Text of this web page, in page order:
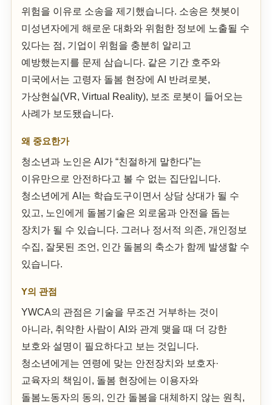
위험을 이유로 소송을 제기했습니다. 소송은 챗봇이
미성년자에게 해로운 대화와 위험한 정보에 노출될 수
있다는 점, 기업이 위험을 충분히 알리고
예방했는지를 문제 삼습니다. 같은 기간 호주와
미국에서는 고령자 돌봄 현장에 AI 반려로봇,
가상현실(VR, Virtual Reality), 보조 로봇이 들어오는
사례가 보도됐습니다.
왜 중요한가
청소년과 노인은 AI가 “친절하게 말한다”는
이유만으로 안전하다고 볼 수 없는 집단입니다.
청소년에게 AI는 학습도구이면서 상담 상대가 될 수
있고, 노인에게 돌봄기술은 외로움과 안전을 돕는
장치가 될 수 있습니다. 그러나 정서적 의존, 개인정보
수집, 잘못된 조언, 인간 돌봄의 축소가 함께 발생할 수
있습니다.
Y의 관점
YWCA의 관점은 기술을 무조건 거부하는 것이
아니라, 취약한 사람이 AI와 관계 맺을 때 더 강한
보호와 설명이 필요하다고 보는 것입니다.
청소년에게는 연령에 맞는 안전장치와 보호자·
교육자의 책임이, 돌봄 현장에는 이용자와
돌봄노동자의 동의, 인간 돌봄을 대체하지 않는 원칙,